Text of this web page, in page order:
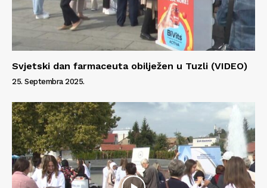
Svjetski dan farmaceuta obilježen u Tuzli (VIDEO)
25. Septembra 2025.